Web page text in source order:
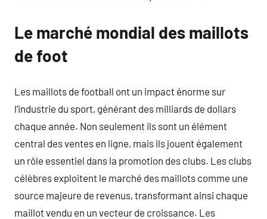
Le marché mondial des maillots
de foot
Les maillots de football ont un impact énorme sur
l’industrie du sport, générant des milliards de dollars
chaque année. Non seulement ils sont un élément
central des ventes en ligne, mais ils jouent également
un rôle essentiel dans la promotion des clubs. Les clubs
célèbres exploitent le marché des maillots comme une
source majeure de revenus, transformant ainsi chaque
maillot vendu en un vecteur de croissance. Les